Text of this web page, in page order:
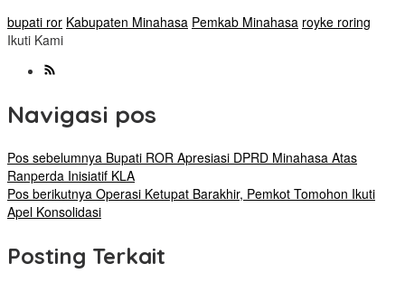
bupati ror Kabupaten Minahasa Pemkab Minahasa royke roring
Ikuti Kami
Navigasi pos
Pos sebelumnya Bupati ROR Apresiasi DPRD Minahasa Atas
Ranperda Inisiatif KLA
Pos berikutnya Operasi Ketupat Barakhir, Pemkot Tomohon Ikuti
Apel Konsolidasi
Posting Terkait